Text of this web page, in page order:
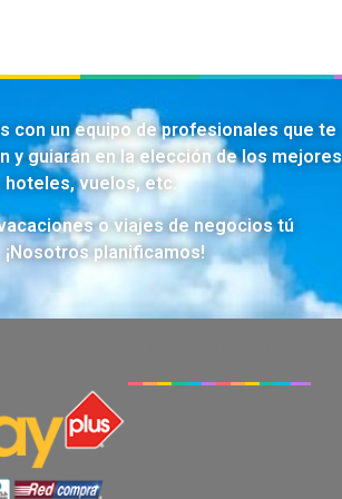
con un equipo de profesionales que te
y guiarán en la elección de los mejores
vuelos, etc.
o viajes de negocios tú
planificamos!